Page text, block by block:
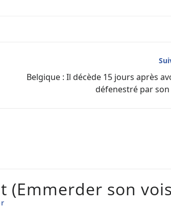
Belgique : Il décède 15 jours après
défenestré par son
(Emmerder son